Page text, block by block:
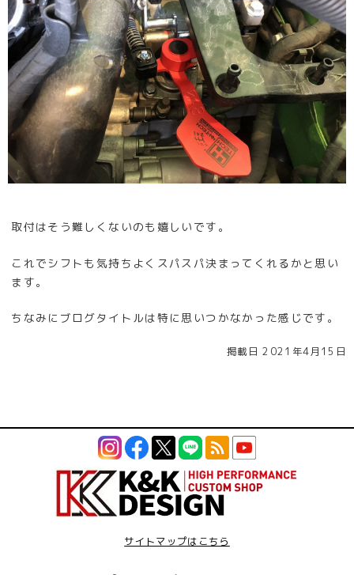
取付はそう難しくないのも嬉しいです。
これでシフトも気持ちよくスパスパ決まってくれるかと思い
ます。
ちなみにブログタイトルは特に思いつかなかった感じです。
掲載日 2021年4月15日
サイトマップはこちら